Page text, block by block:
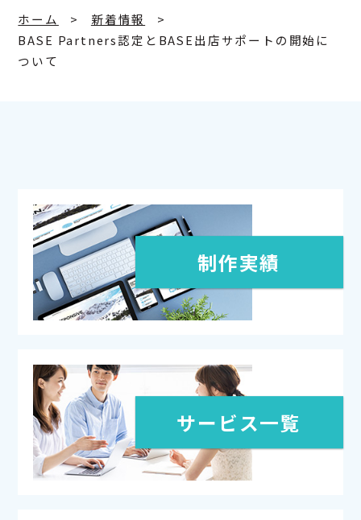
ホーム
新着情報
BASE Partners認定とBASE出店サポートの開始に
ついて
制作実績
サービス一覧